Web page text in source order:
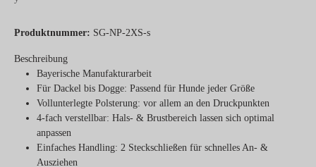
Produktnummer: SG-NP-2XS-s
Beschreibung
Bayerische Manufakturarbeit
Für Dackel bis Dogge: Passend für Hunde jeder Größe
Vollunterlegte Polsterung: vor allem an den Druckpunkten
4-fach verstellbar: Hals- & Brustbereich lassen sich optimal
anpassen
Einfaches Handling: 2 Steckschließen für schnelles An- &
Ausziehen